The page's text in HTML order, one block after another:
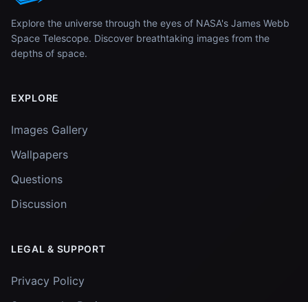
Explore the universe through the eyes of NASA's James Webb
Space Telescope. Discover breathtaking images from the
depths of space.
EXPLORE
Images Gallery
Wallpapers
Questions
Discussion
LEGAL & SUPPORT
Privacy Policy